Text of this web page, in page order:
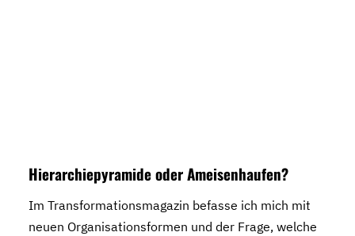
Hierarchiepyramide oder Ameisenhaufen?
Im Transformationsmagazin befasse ich mich mit
neuen Organisationsformen und der Frage, welche